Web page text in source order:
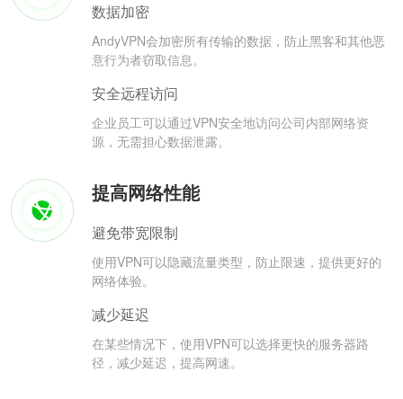
数据加密
AndyVPN会加密所有传输的数据，防止黑客和其他恶
意行为者窃取信息。
安全远程访问
企业员工可以通过VPN安全地访问公司内部网络资
源，无需担心数据泄露。
提高网络性能
避免带宽限制
使用VPN可以隐藏流量类型，防止限速，提供更好的
网络体验。
减少延迟
在某些情况下，使用VPN可以选择更快的服务器路
径，减少延迟，提高网速。